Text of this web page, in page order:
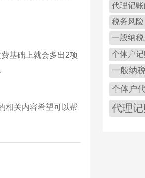
基础上就会多出2项
相关内容希望可以帮
代理记
税务风险
一般纳税
个体户记
一般纳
个体户
代理记